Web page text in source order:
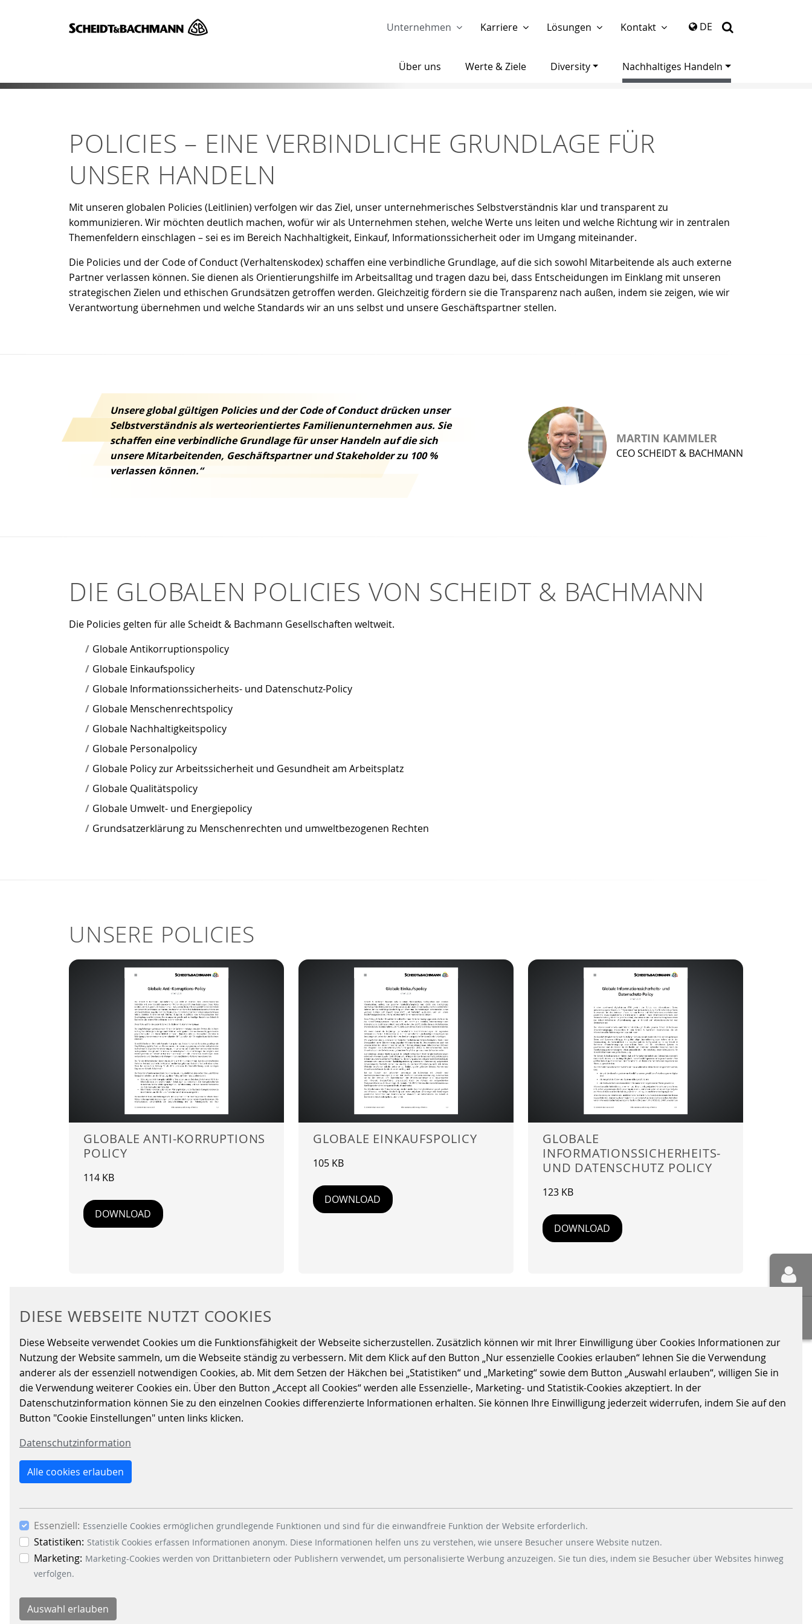
DIESE WEBSEITE NUTZT COOKIES
Diese Webseite verwendet Cookies um die Funktionsfähigkeit der Webseite sicherzustellen. Zusätzlich können wir mit Ihrer Einwilligung über Cookies Informationen zur
Nutzung der Website sammeln, um die Webseite ständig zu verbessern. Mit dem Klick auf den Button „Nur essenzielle Cookies erlauben“ lehnen Sie die Verwendung
anderer als der essenziell notwendigen Cookies, ab. Mit dem Setzen der Häkchen bei „Statistiken“ und „Marketing“ sowie dem Button „Auswahl erlauben“, willigen Sie in
die Verwendung weiterer Cookies ein. Über den Button „Accept all Cookies“ werden alle Essenzielle-, Marketing- und Statistik-Cookies akzeptiert. In der
Datenschutzinformation können Sie zu den einzelnen Cookies differenzierte Informationen erhalten. Sie können Ihre Einwilligung jederzeit widerrufen, indem Sie auf den
Button "Cookie Einstellungen" unten links klicken.
Datenschutzinformation
Alle cookies erlauben
Essenziell: Essenzielle Cookies ermöglichen grundlegende Funktionen und sind für die einwandfreie Funktion der Website erforderlich.
Statistiken: Statistik Cookies erfassen Informationen anonym. Diese Informationen helfen uns zu verstehen, wie unsere Besucher unsere Website nutzen.
Marketing: Marketing-Cookies werden von Drittanbietern oder Publishern verwendet, um personalisierte Werbung anzuzeigen. Sie tun dies, indem sie Besucher über Websites hinweg
verfolgen.
Unternehmen Karriere Lösungen Kontakt DE
Über uns Werte & Ziele Diversity Nachhaltiges Handeln
POLICIES – EINE VERBINDLICHE GRUNDLAGE FÜR
UNSER HANDELN
Mit unseren globalen Policies (Leitlinien) verfolgen wir das Ziel, unser unternehmerisches Selbstverständnis klar und transparent zu
kommunizieren. Wir möchten deutlich machen, wofür wir als Unternehmen stehen, welche Werte uns leiten und welche Richtung wir in zentralen
Themenfeldern einschlagen – sei es im Bereich Nachhaltigkeit, Einkauf, Informationssicherheit oder im Umgang miteinander.
Die Policies und der Code of Conduct (Verhaltenskodex) schaffen eine verbindliche Grundlage, auf die sich sowohl Mitarbeitende als auch externe
Partner verlassen können. Sie dienen als Orientierungshilfe im Arbeitsalltag und tragen dazu bei, dass Entscheidungen im Einklang mit unseren
strategischen Zielen und ethischen Grundsätzen getroffen werden. Gleichzeitig fördern sie die Transparenz nach außen, indem sie zeigen, wie wir
Verantwortung übernehmen und welche Standards wir an uns selbst und unsere Geschäftspartner stellen.
Unsere global gültigen Policies und der Code of Conduct drücken unser
Selbstverständnis als werteorientiertes Familienunternehmen aus. Sie
schaffen eine verbindliche Grundlage für unser Handeln auf die sich
unsere Mitarbeitenden, Geschäftspartner und Stakeholder zu 100 %
verlassen können.“
MARTIN KAMMLER
CEO SCHEIDT & BACHMANN
DIE GLOBALEN POLICIES VON SCHEIDT & BACHMANN
Die Policies gelten für alle Scheidt & Bachmann Gesellschaften weltweit.
Globale Antikorruptionspolicy
Globale Einkaufspolicy
Globale Informationssicherheits- und Datenschutz-Policy
Globale Menschenrechtspolicy
Globale Nachhaltigkeitspolicy
Globale Personalpolicy
Globale Policy zur Arbeitssicherheit und Gesundheit am Arbeitsplatz
Globale Qualitätspolicy
Globale Umwelt- und Energiepolicy
Grundsatzerklärung zu Menschenrechten und umweltbezogenen Rechten
UNSERE POLICIES
GLOBALE ANTI-KORRUPTIONS
POLICY
114 KB
DOWNLOAD
GLOBALE EINKAUFSPOLICY
105 KB
DOWNLOAD
GLOBALE
INFORMATIONSSICHERHEITS-
UND DATENSCHUTZ POLICY
123 KB
DOWNLOAD
GLOBALE
MESCHENRECHTSPOLICY
112 KB
DOWNLOAD
108 KB
DOWNLOAD
DOWNLOAD